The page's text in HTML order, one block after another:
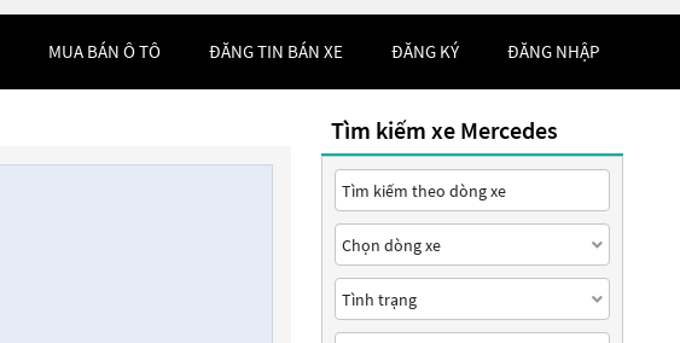
MUA BÁN Ô TÔ ĐĂNG TIN BÁN XE ĐĂNG KÝ ĐĂNG NHẬP
Tìm kiếm xe Mercedes